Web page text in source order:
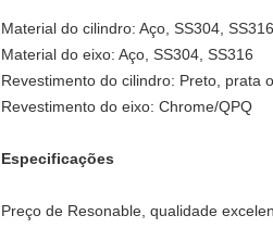
Material do cilindro: Aço, SS304, SS316
Material do eixo: Aço, SS304, SS316
Revestimento do cilindro: Preto, prata
Revestimento do eixo: Chrome/QPQ
Especificações
Preço de Resonable, qualidade